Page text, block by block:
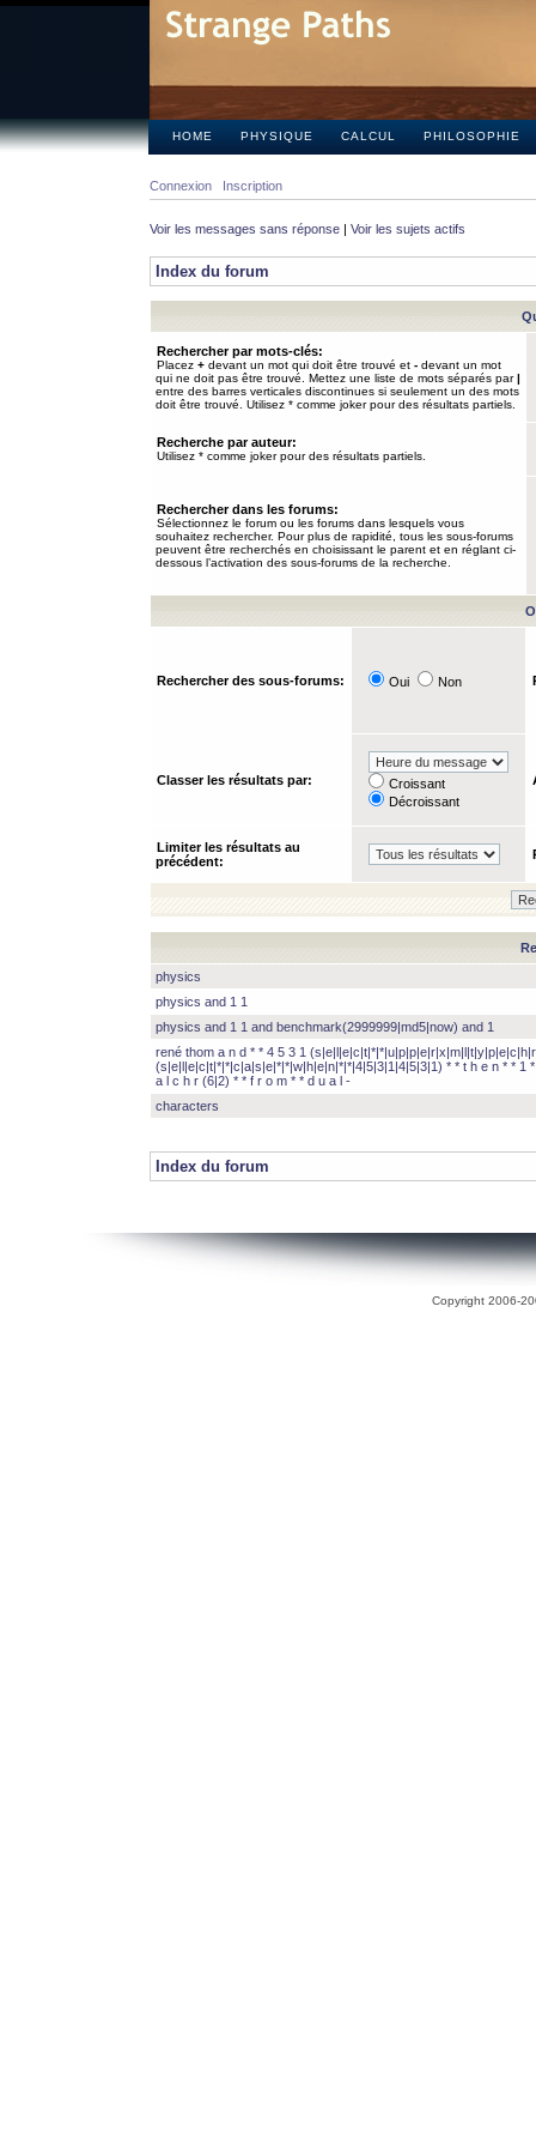
HOME PHYSIQUE CALCUL PHILOSOPHIE
Connexion Inscription
Voir les messages sans réponse | Voir les sujets actifs
Index du forum
Rechercher par mots-clés:
Placez + devant un mot qui doit être trouvé et - devant un mot
qui ne doit pas être trouvé. Mettez une liste de mots séparés par|
entre des barres verticales discontinues si seulement un des mots
doit être trouvé. Utilisez * comme joker pour des résultats partiels.
Recherche par auteur:
Utilisez * comme joker pour des résultats partiels.
Rechercher dans les forums:
Sélectionnez le forum ou les forums dans lesquels vous
souhaitez rechercher. Pour plus de rapidité, tous les sous-forums
peuvent être recherchés en choisissant le parent et en réglant ci-
dessous l’activation des sous-forums de la recherche.
Rechercher des sous-forums: Oui Non
Classer les résultats par:
Croissant
Décroissant
Limiter les résultats au
précédent:
physics
physics and 1 1
physics and 1 1 and benchmark(2999999|md5|now) and 1
rené thom a n d * * 4 5 3 1
(s|e|l|e|c|t|*|*|c|a|s|e|*|*|w|h|e|n|*|*|4|5|3|1|4|5|3|1) * * t h e n * * 1
a l c h r (6|2) * * f r o m * * d u a l -
characters
Index du forum
Copyright 2006-